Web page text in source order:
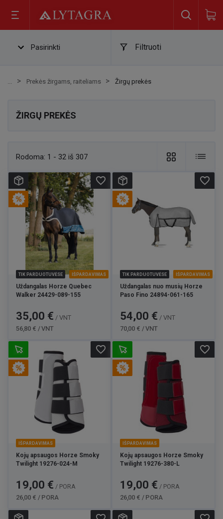
Pasirinkti Filtruoti
Prekės žirgams, raiteliams Žirgų prekės
ŽIRGŲ PREKĖS
Rodoma: 1 - 32 iš 307
TIK PARDUOTUVĖSE IŠPARDAVIMAS
Uždangalas Horze Quebec
Walker 24429-089-155
Kaina
35,00 € / VNT
56,80 € / VNT
favorite_border
TIK PARDUOTUVĖSE IŠPARDAVIMAS
Uždangalas nuo musių Horze
Paso Fino 24894-061-165
Kaina
54,00 € / VNT
70,00 € / VNT
favorite_border
IŠPARDAVIMAS
Kojų apsaugos Horze Smoky
Twilight 19276-024-M
Kaina
19,00 € / PORA
26,00 € / PORA
favorite_border
IŠPARDAVIMAS
Kojų apsaugos Horze Smoky
Twilight 19276-380-L
Kaina
19,00 € / PORA
26,00 € / PORA
favorite_border